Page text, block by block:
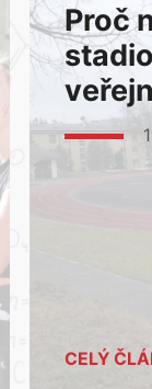
Proč
CELÝ